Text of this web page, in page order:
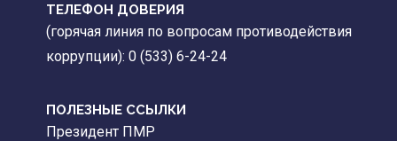
ТЕЛЕФОН ДОВЕРИЯ
(горячая линия по вопросам противодействия
коррупции): 0 (533) 6-24-24
ПОЛЕЗНЫЕ ССЫЛКИ
Президент ПМР